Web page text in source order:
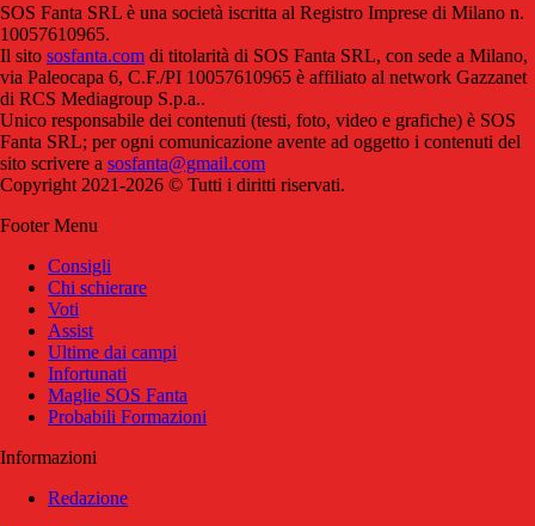
SOS Fanta SRL è una società iscritta al Registro Imprese di Milano n.
10057610965.
Il sito sosfanta.com di titolarità di SOS Fanta SRL, con sede a Milano,
via Paleocapa 6, C.F./PI 10057610965 è affiliato al network Gazzanet
di RCS Mediagroup S.p.a..
Unico responsabile dei contenuti (testi, foto, video e grafiche) è SOS
Fanta SRL; per ogni comunicazione avente ad oggetto i contenuti del
sito scrivere a sosfanta@gmail.com
Copyright 2021-2026 © Tutti i diritti riservati.
Footer Menu
Consigli
Chi schierare
Voti
Assist
Ultime dai campi
Infortunati
Maglie SOS Fanta
Probabili Formazioni
Informazioni
Redazione